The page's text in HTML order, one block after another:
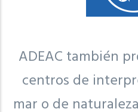
ADEAC también
centros de
mar o de